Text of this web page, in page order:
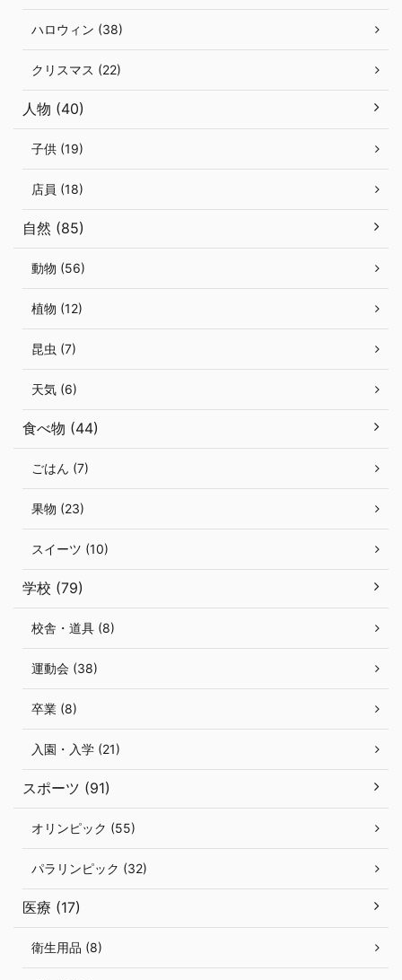
ハロウィン (38)
クリスマス (22)
人物 (40)
子供 (19)
店員 (18)
自然 (85)
動物 (56)
植物 (12)
昆虫 (7)
天気 (6)
食べ物 (44)
ごはん (7)
果物 (23)
スイーツ (10)
学校 (79)
校舎・道具 (8)
運動会 (38)
卒業 (8)
入園・入学 (21)
スポーツ (91)
オリンピック (55)
パラリンピック (32)
医療 (17)
衛生用品 (8)